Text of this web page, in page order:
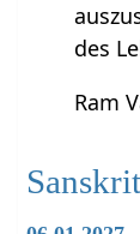
des
Ram